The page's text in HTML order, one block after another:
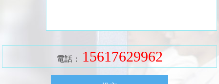
電話： 15617629962